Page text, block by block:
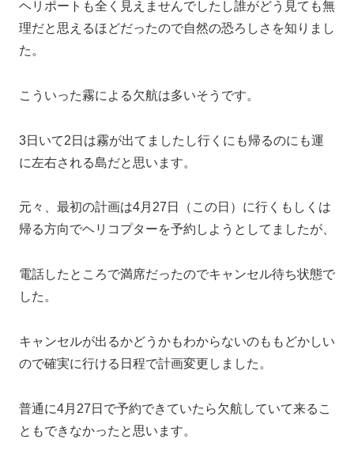
ヘリポートも全く見えませんでしたし誰がどう見ても無
理だと思えるほどだったので自然の恐ろしさを知りまし
た。
こういった霧による欠航は多いそうです。
3日いて2日は霧が出てましたし行くにも帰るのにも運
に左右される島だと思います。
元々、最初の計画は4月27日（この日）に行くもしくは
帰る方向でヘリコプターを予約しようとしてましたが、
電話したところで満席だったのでキャンセル待ち状態で
した。
キャンセルが出るかどうかもわからないのももどかしい
ので確実に行ける日程で計画変更しました。
普通に4月27日で予約できていたら欠航していて来るこ
ともできなかったと思います。